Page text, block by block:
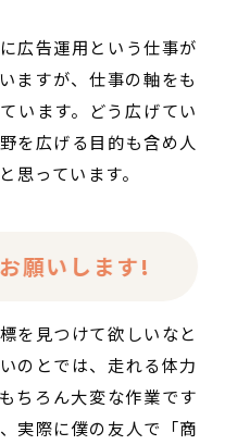
広告運用という仕事が
ますが、仕事の軸をも
います。どう広げてい
を広げる目的も含め人
思っています。
願いします!
を見つけて欲しいなと
のとでは、走れる体力
ちろん大変な作業です
実際に僕の友人で「商